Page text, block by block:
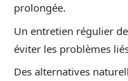
prolongée.
Un entretien régulier
éviter les problèmes
Des alternatives